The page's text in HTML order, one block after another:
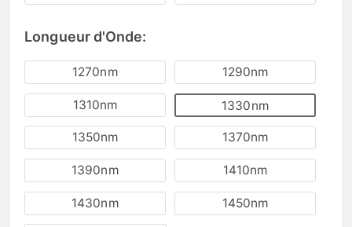
Longueur d'Onde:
1270nm 1290nm
1310nm 1330nm
1350nm 1370nm
1390nm 1410nm
1430nm 1450nm